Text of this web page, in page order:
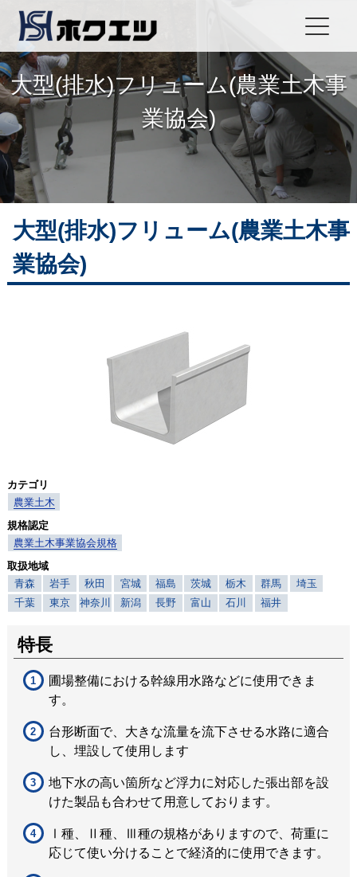
大型(排水)フリューム(農業土木事
業協会)
大型(排水)フリューム(農業土木事
業協会)
カテゴリ
農業土木
規格認定
農業土木事業協会規格
取扱地域
青森
岩手 秋田 宮城 福島 茨城 栃木 群馬
埼玉
千葉
東京 神奈川 新潟 長野 富山 石川 福井
特長
圃場整備における幹線用水路などに使用できま
す。
台形断面で、大きな流量を流下させる水路に適合
し、埋設して使用します
地下水の高い箇所など浮力に対応した張出部を設
けた製品も合わせて用意しております。
Ⅰ種、Ⅱ種、Ⅲ種の規格がありますので、荷重に
応じて使い分けることで経済的に使用できます。